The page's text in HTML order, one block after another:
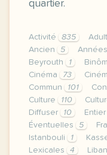
quartier.
Activité 835
Ancien
5 Années
Beyrouth
1
Cinéma
73
Commun
101
Culture
110
Diffuser
10 Entier
Éventuelles
5
Istanbouli
1
Lexicales
4 Liban